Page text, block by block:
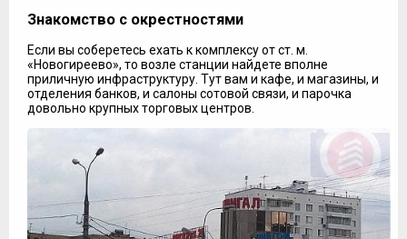
Знакомство с окрестностями
Если вы соберетесь ехать к комплексу от ст. м.
«Новогиреево», то возле станции найдете вполне
приличную инфраструктуру. Тут вам и кафе, и магазины, и
отделения банков, и салоны сотовой связи, и парочка
довольно крупных торговых центров.